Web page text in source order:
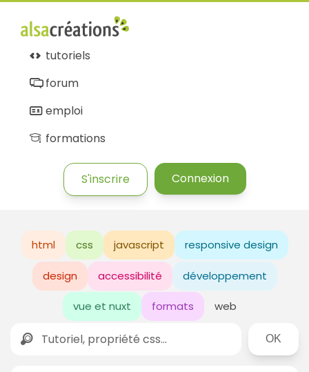
tutoriels
forum
emploi
formations
S'inscrire Connexion
html css javascript responsive design
design accessibilité développement
vue et nuxt formats web
Rechercher